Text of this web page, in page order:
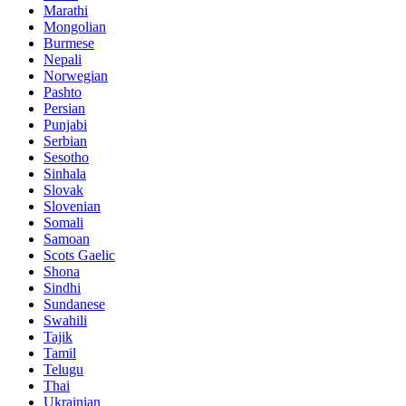
Marathi
Mongolian
Burmese
Nepali
Norwegian
Pashto
Persian
Punjabi
Serbian
Sesotho
Sinhala
Slovak
Slovenian
Somali
Samoan
Scots Gaelic
Shona
Sindhi
Sundanese
Swahili
Tajik
Tamil
Telugu
Thai
Ukrainian